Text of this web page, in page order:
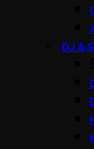
DJ &